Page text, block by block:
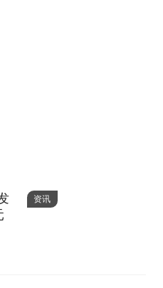
资讯